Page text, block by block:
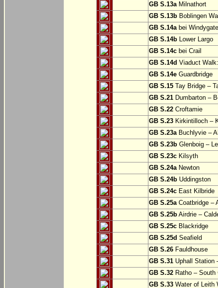
GB S.13aMilnathort
GB S.13b Boblingen
GB S.14abei
GB S.14b Lower Largo
GB S.14c bei Crail
GB S.14d Viaduct
GB S.14e Guardbridge
GB S.15 Tay Bridge –
GB S.21 Dumbarton –
GB S.22 Croftamie
GB S.23 Kirkintilloch –
GB S.23aBuchlyvie –
GB S.23b Glenboig –
GB S.23c Kilsyth
GB S.24aNewton
GB S.24b Uddingston
GB S.24c East Kilbride
GB S.25aCoatbridge –
GB S.25b Airdrie –
GB S.25c Blackridge
GB S.25d Seafield
GB S.26 Fauldhouse
GB S.31 Uphall Station
GB S.32 Ratho – South
GB S.33 Water of Leith